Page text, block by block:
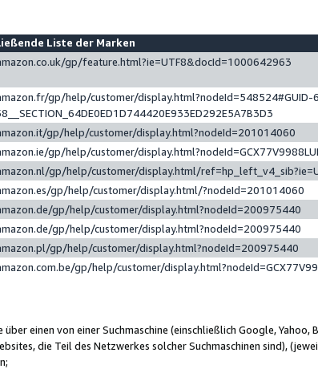
Liste der Marken
gp/feature.html?ie=UTF8&docId=1000642963
gp/help/customer/
gp/help/customer/display.html?nodeId=201014060
gp/help/customer/
gp/help/customer/display.html/
gp/help/customer/display.html/?nodeId=201014060
gp/help/customer/display.html?nodeId=200975440
gp/help/customer/display.html?nodeId=200975440
gp/help/customer/display.html?nodeId=200975440
gp/help/customer/
einen von einer Suchmaschine (einschließlich Google,
die Teil des Netzwerkes solcher Suchmaschinen sind),